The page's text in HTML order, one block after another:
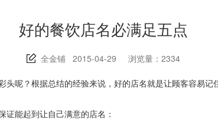
好的餐饮店名必满足五点
全金铺 2015-04-29 浏览量：2334
头呢？根据总结的经验来说，好的店名就是让顾客容易记
证能起到让自己满意的店名：